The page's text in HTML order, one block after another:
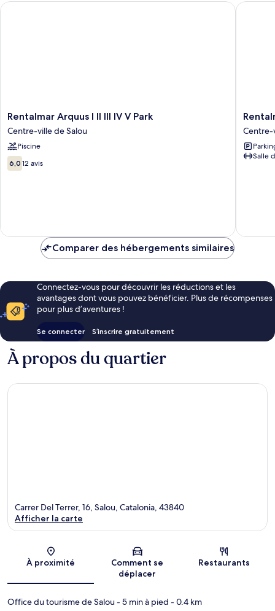
Rentalmar
Arquus
I
II
III
IV
Salou
Rentalmar Arquus I II III IV V Park
Centre-ville de Salou
Piscine
6.0
sur
6,0 12 avis
Rentalmar Arquus I II III IV V Park
Bahia
Dorada
and
Iris
Centre-
Salle
Comparer des hébergements similaires
Connectez-vous pour découvrir les réductions et les
avantages dont vous pouvez bénéficier. Plus de récompenses
pour plus d’aventures !
Se connecter S’inscrire gratuitement
À propos du quartier
Carte
Carrer Del Terrer, 16, Salou, Catalonia, 43840
Afficher la carte
À proximité
Comment se
déplacer
Restaurants
Office du tourisme de Salou- 5 min à pied - 0.4 km